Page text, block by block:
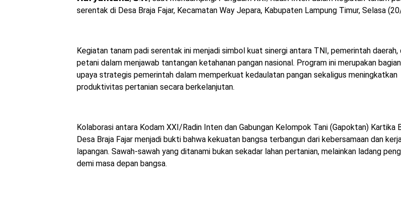
serentak di Desa Braja Fajar, Kecamatan Way Jepara, Kabupaten Lampung Timur, Selasa
Kegiatan tanam padi serentak ini menjadi simbol kuat sinergi antara TNI, pemerintah daerah,
petani dalam menjawab tantangan ketahanan pangan nasional. Program ini merupakan
upaya strategis pemerintah dalam memperkuat kedaulatan pangan sekaligus meningkatkan
produktivitas pertanian secara berkelanjutan.
Kolaborasi antara Kodam XXI/Radin Inten dan Gabungan Kelompok Tani (Gapoktan) Kartika
Desa Braja Fajar menjadi bukti bahwa kekuatan bangsa terbangun dari kebersamaan dan
lapangan. Sawah-sawah yang ditanami bukan sekadar lahan pertanian, melainkan ladang
demi masa depan bangsa.